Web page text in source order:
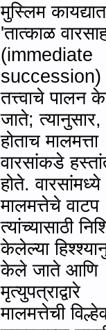
मुस्लिम कायद्यात
'तात्काळ
(immediate
तत्त्वाचे पालन
जाते;त्यानुसार
होताच मालमत्ता
वारसांकडे
होते. वारसांमध्ये
मालमत्तेचे वाटप
त्यांच्यासाठी
केलेल्या
केले जाते आणि
मृत्युपत्राद्वारे
मालमत्तेची